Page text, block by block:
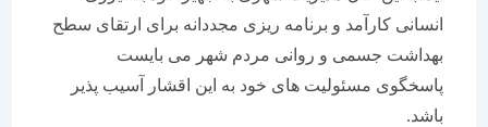
انسانی کارآمد و برنامه ریزی مجددانه برای ارتقای سطح
بهداشت جسمی و روانی مردم شهر می بایست
پاسخگوی مسئولیت های خود به این اقشار آسیب پذیر